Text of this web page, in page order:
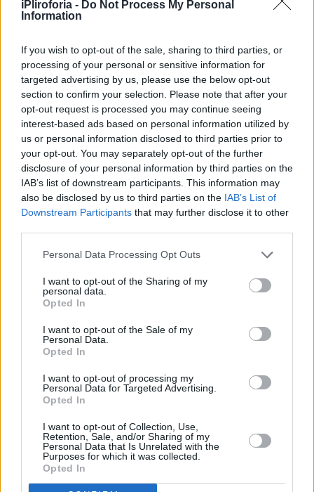
iPliroforia - Do Not Process My Personal
Information
If you wish to opt-out of the sale, sharing to third parties, or
processing of your personal or sensitive information for
targeted advertising by us, please use the below opt-out
section to confirm your selection. Please note that after your
opt-out request is processed you may continue seeing
interest-based ads based on personal information utilized by
us or personal information disclosed to third parties prior to
your opt-out. You may separately opt-out of the further
disclosure of your personal information by third parties on the
IAB’s list of downstream participants. This information may
also be disclosed by us to third parties on the IAB’s List of
Downstream Participants that may further disclose it to other
Personal Data Processing Opt Outs
I want to opt-out of the Sharing of my
personal data.
Opted In
I want to opt-out of the Sale of my
Personal Data.
Opted In
I want to opt-out of processing my
Personal Data for Targeted Advertising.
Opted In
I want to opt-out of Collection, Use,
Retention, Sale, and/or Sharing of my
Personal Data that Is Unrelated with the
Purposes for which it was collected.
Opted In
Συνεντεύξεις 18/11/2025
Δήμητρα Δερζέκου: «Λέω τη δική